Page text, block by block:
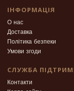
ІНФОРМАЦІЯ
О нас
Доставка
Політика безпеки
Умови згоди
СЛУЖБА
Контакти